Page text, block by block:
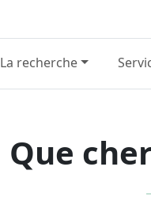
La recherche
Que